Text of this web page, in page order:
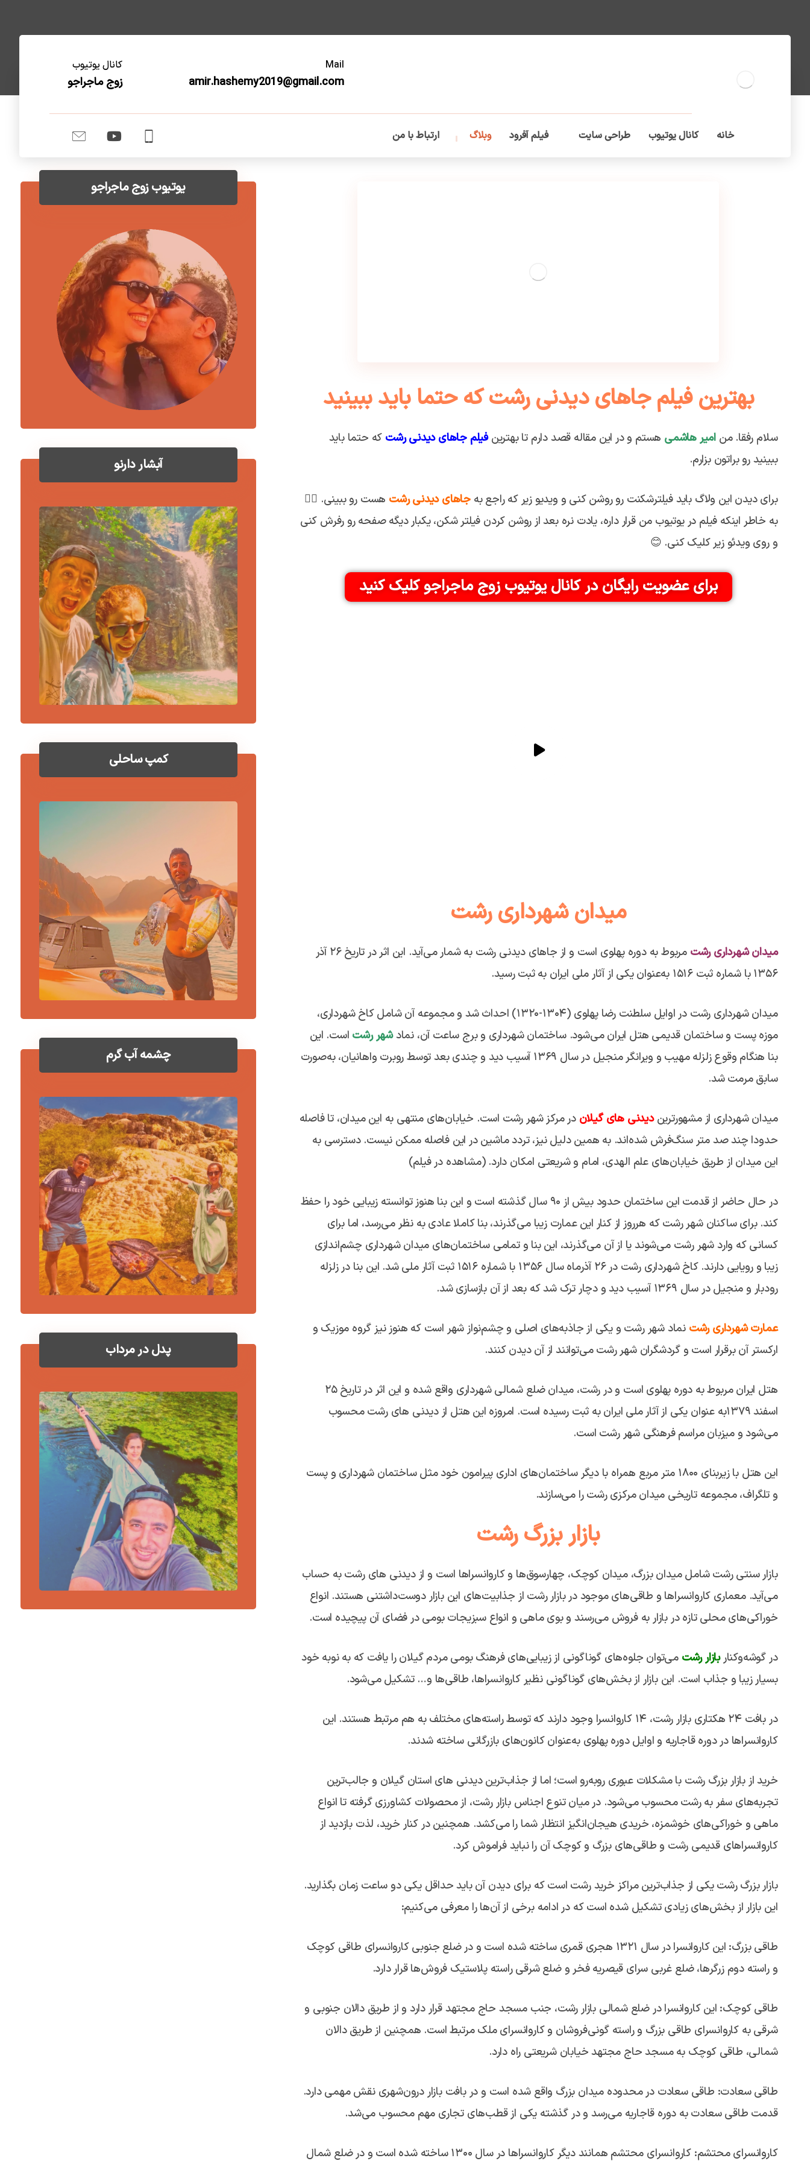
کانال یوتیوب
زوج ماجراجو
Mail
amir.hashemy2019@gmail.com
خانه کانال یوتیوب طراحی سایت فیلم آفرود وبلاگ ارتباط با من
بهترین فیلم جاهای دیدنی رشت که حتما باید ببینید
سلام رفقا. من امیر هاشمی هستم و در این مقاله قصد دارم تا بهترینفیلم جاهای دیدنی رشت که حتما باید
ببینید رو براتون بزارم.
برای دیدن این ولاگ باید فیلترشکنت رو روشن کنی و ویدیو زیر که راجع به جاهای دیدنی رشت هست رو ببینی. 👇🏼
به خاطر اینکه فیلم در یوتیوب من قرار داره، یادت نره بعد از روشن کردن فیلتر شکن، یکبار دیگه صفحه رو رفرش کنی
و روی ویدئو زیر کلیک کنی. 😊
برای عضویت رایگان در کانال یوتیوب زوج ماجراجو کلیک کنید
میدان شهرداری رشت
میدان شهرداری رشت
مربوط به دوره پهلوی است و از جاهای دیدنی رشت به شمار می‌آید. این اثر در تاریخ ۲۶ آذر
۱۳۵۶ با شماره ثبت ۱۵۱۶ به‌عنوان یکی از آثار ملی ایران به ثبت رسید.
میدان شهرداری رشت در اوایل سلطنت رضا پهلوی (۱۳۰۴-۱۳۲۰) احداث شد و مجموعه آن شامل کاخ شهرداری،
موزه پست و ساختمان قدیمی هتل ایران می‌شود. ساختمان شهرداری و برج ساعت آن، نمادشهر رشت است. این
بنا هنگام وقوع زلزله مهیب و ویرانگر منجیل در سال ۱۳۶۹ آسیب دید و چندی بعد توسط روبرت واهانیان، به‌صورت
سابق مرمت شد.
میدان شهرداری از مشهورتریندیدنی های گیلان در مرکز شهر رشت است. خیابان‌های منتهی به این میدان، تا فاصله
حدودا چند صد متر سنگ‌فرش شده‌اند. به همین دلیل نیز، تردد ماشین در این فاصله ممکن نیست. دسترسی به
این میدان از طریق خیابان‌های علم‌ الهدی، امام و شریعتی امکان دارد. (مشاهده در فیلم)
در حال حاضر از قدمت این ساختمان حدود بیش از ۹۰ سال گذشته است و این بنا هنوز توانسته زیبایی خود را حفظ
کند. برای ساکنان شهر رشت که هرروز از کنار این عمارت زیبا می‌گذرند، بنا کاملا عادی به نظر می‌رسد، اما برای
کسانی که وارد شهر رشت می‌شوند یا از آن می‌گذرند، این بنا و تمامی ساختمان‌های میدان شهرداری چشم‌اندازی
زیبا و رویایی دارند. کاخ شهرداری رشت در ۲۶ آذرماه سال ۱۳۵۶ با شماره ۱۵۱۶ ثبت آثار ملی شد. این بنا در زلزله
رودبار و منجیل در سال ۱۳۶۹ آسیب دید و دچار ترک شد که بعد از آن بازسازی شد.
عمارت شهرداری رشت نماد شهر رشت و یکی از جاذبه‌های اصلی و چشم‌نواز شهر است که هنوز نیز گروه موزیک و
ارکستر آن برقرار است و گردشگران شهر رشت می‌توانند از آن دیدن کنند.
هتل ایران مربوط به دوره پهلوی است و در رشت، میدان ضلع شمالی شهرداری واقع شده و این اثر در تاریخ ۲۵
اسفند ۱۳۷۹به‌ عنوان یکی از آثار ملی ایران به ثبت رسیده است. امروزه این هتل از دیدنی های رشت محسوب
می‌شود و میزبان مراسم فرهنگی شهر رشت است.
این هتل با زیربنای ۱۸۰۰ متر مربع همراه با دیگر ساختمان‌های اداری پیرامون خود مثل ساختمان شهرداری و پست
و تلگراف، مجموعه‌ تاریخی میدان مرکزی رشت را می‌سازند.
بازار بزرگ رشت
بازار سنتی رشت شامل میدان بزرگ، میدان کوچک، چهارسوق‌ها و کاروانسراها است و از دیدنی های رشت به حساب
می‌آید. معماری کاروانسراها و طاقی‌های موجود در بازار رشت از جذابیت‌های این بازار دوست‌داشتنی هستند. انواع
خوراکی‌های محلی تازه در بازار به فروش می‌رسند و بوی ماهی و انواع سبزیجات بومی در فضای آن پیچیده است.
در گوشه‌و‌کناربازار رشت می‌توان جلوه‌های گوناگونی از زیبایی‌های فرهنگ بومی مردم گیلان را یافت که به نوبه خود
بسیار زیبا و جذاب است. این بازار از بخش‌های گوناگونی نظیر کاروانسراها، طاقی‌ها و… تشکیل می‌شود.
در بافت ۲۴ هکتاری بازار رشت، ۱۴ کاروانسرا وجود دارند که توسط راسته‌های مختلف به هم مرتبط هستند. این
کاروانسراها در دوره قاجاریه و اوایل دوره پهلوی به‌عنوان کانون‌های بازرگانی ساخته شدند.
خرید از بازار بزرگ رشت با مشکلات عبوری روبه‌رو است؛ اما از جذاب‌ترین دیدنی های استان گیلان و جالب‌ترین
تجربه‌های سفر به رشت محسوب می‌شود. در میان تنوع اجناس بازار رشت، از محصولات کشاورزی گرفته تا انواع
ماهی و خوراکی‌های خوشمزه، خریدی هیجان‌انگیز انتظار شما را می‌کشد. همچنین در کنار خرید، لذت بازدید از
کاروانسراهای قدیمی رشت و طاقی‌های بزرگ و کوچک آن را نباید فراموش کرد.
بازار بزرگ رشت یکی از جذاب‌ترین مراکز خرید رشت است که برای دیدن آن باید حداقل یکی دو ساعت زمان بگذارید.
این بازار از بخش‌های زیادی تشکیل شده است که در ادامه برخی از آن‌ها را معرفی می‌کنیم:
طاقی بزرگ: این کاروانسرا در سال ۱۳۲۱ هجری قمری ساخته شده است و در ضلع جنوبی کاروانسرای طاقی کوچک
و راسته دوم زرگرها، ضلع غربی سرای قیصریه فخر و ضلع شرقی راسته پلاستیک فروش‌ها قرار دارد.
طاقی کوچک: این کاروانسرا در ضلع شمالی بازار رشت، جنب مسجد حاج مجتهد قرار دارد و از طریق دالان جنوبی و
شرقی به کاروانسرای طاقی بزرگ و راسته گونی‌فروشان و کاروانسرای ملک مرتبط است. همچنین از طریق دالان
شمالی، طاقی کوچک به مسجد حاج مجتهد خیابان شریعتی راه دارد.
طاقی سعادت: طاقی سعادت در محدوده میدان بزرگ واقع شده است و در بافت بازار درون‌شهری نقش مهمی دارد.
قدمت طاقی سعادت به دوره قاجاریه می‌رسد و در گذشته یکی از قطب‌های تجاری مهم محسوب می‌شد.
کاروانسرای محتشم:‌ کاروانسرای محتشم همانند دیگر کاروانسراها در سال ۱۳۰۰ ساخته شده است و در ضلع شمال
یوتیوب زوج ماجراجو
آبشار دارنو
کمپ ساحلی
چشمه آب گرم
پدل در مرداب